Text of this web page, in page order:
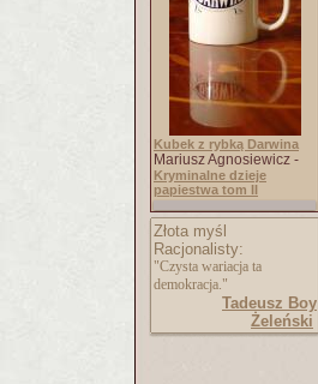
Kubek z rybką Darwina
Mariusz Agnosiewicz -
Kryminalne dzieje
papiestwa tom II
Złota myśl
Racjonalisty:
"Czysta wariacja ta
demokracja."
Tadeusz Boy
Żeleński